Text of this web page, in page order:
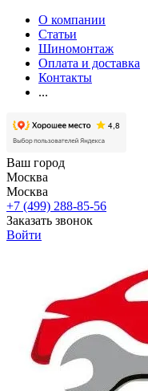
О компании
Статьи
Шиномонтаж
Оплата и доставка
Контакты
...
Ваш город
Москва
Москва
+7 (499) 288-85-56
Заказать звонок
Войти